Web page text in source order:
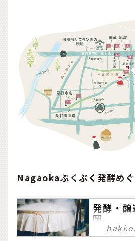
Nagaokaぶくぶく発酵めぐ
発酵・
岡。
多様な自